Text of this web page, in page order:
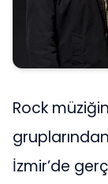
Rock
İzmir’de